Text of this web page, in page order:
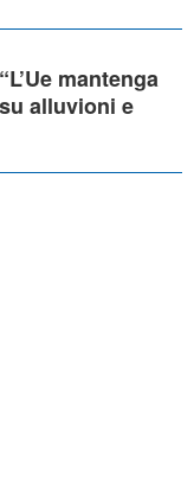
mantenga
alluvioni e